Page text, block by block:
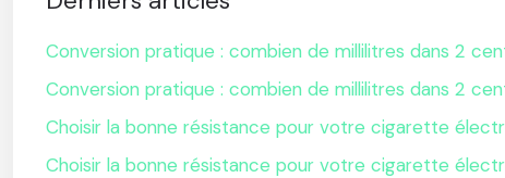
Conversion pratique : combien de millilitres dans 2
Conversion pratique : combien de millilitres dans 2
Choisir la bonne résistance pour votre cigarette
Choisir la bonne résistance pour votre cigarette